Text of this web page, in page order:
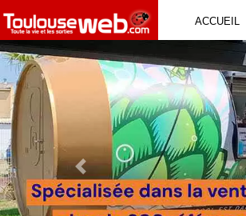
ACCUEIL
Previous Slide